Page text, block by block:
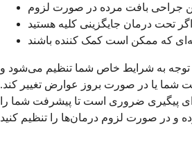
جراحی بافت مرده در صورت لزوم
اگر تحت درمان جایگزینی کلیه هستید
که ممکن است کمک کننده باشند
توجه به شرایط خاص شما تنظیم می‌شود و
شما یا در صورت بروز عوارض تغییر کند.
پیگیری ضروری است تا پیشرفت شما را